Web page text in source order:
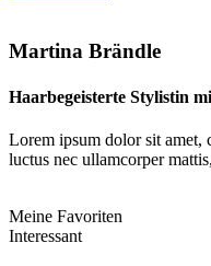
Martina Brändle
Haarbegeisterte Stylistin
Lorem ipsum dolor sit amet,
luctus nec ullamcorper
Meine Favoriten
Interessant